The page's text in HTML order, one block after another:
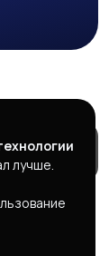
лучше.